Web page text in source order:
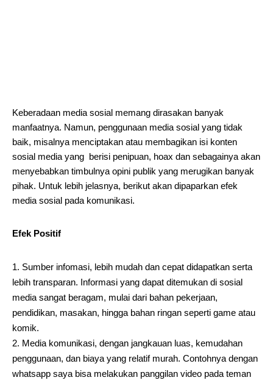
Keberadaan media sosial memang dirasakan banyak
manfaatnya. Namun, penggunaan media sosial yang tidak
baik, misalnya menciptakan atau membagikan isi konten
sosial media yang berisi penipuan, hoax dan sebagainya akan
menyebabkan timbulnya opini publik yang merugikan banyak
pihak. Untuk lebih jelasnya, berikut akan dipaparkan efek
media sosial pada komunikasi.
Efek Positif
Sumber infomasi, lebih mudah dan cepat didapatkan serta
lebih transparan. Informasi yang dapat ditemukan di sosial
media sangat beragam, mulai dari bahan pekerjaan,
pendidikan, masakan, hingga bahan ringan seperti game atau
komik.
Media komunikasi, dengan jangkauan luas, kemudahan
penggunaan, dan biaya yang relatif murah. Contohnya dengan
whatsapp saya bisa melakukan panggilan video pada teman